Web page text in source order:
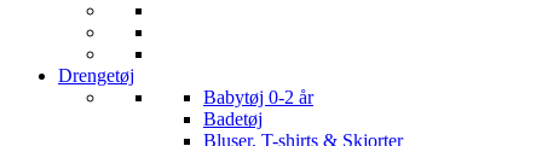
Drengetøj
Babytøj 0-2 år
Badetøj
Bluser, T-shirts & Skjorter